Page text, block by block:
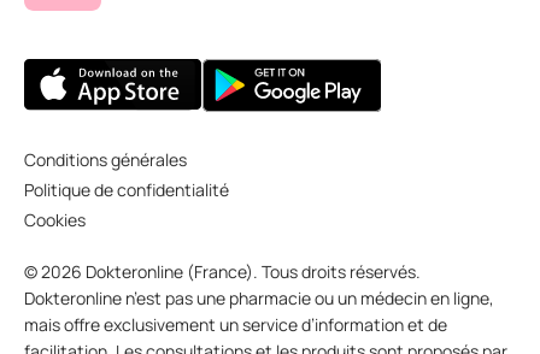
Conditions générales
Politique de confidentialité
Cookies
© 2026 Dokteronline (France). Tous droits réservés.
Dokteronline n’est pas une pharmacie ou un médecin en ligne,
mais offre exclusivement un service d’information et de